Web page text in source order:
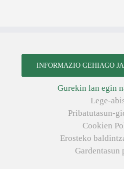
INFORMAZIO GEHIAGO
Gurekin lan egin
Lege-
Pribatutasun-
Cookien
Erosteko
Gardentasun